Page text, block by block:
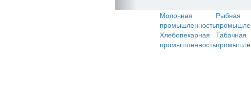
Молочная
промышленность
Рыбная
Хлебопекарная
промышленность
Табачная